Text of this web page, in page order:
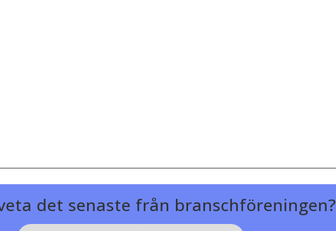
det senaste från branschföreningen?